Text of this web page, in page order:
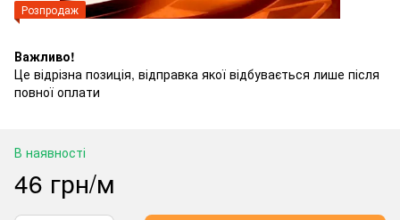
Розпродаж
Важливо!
Це відрізна позиція, відправка якої відбувається лише після
повної оплати
В наявності
46 грн/м